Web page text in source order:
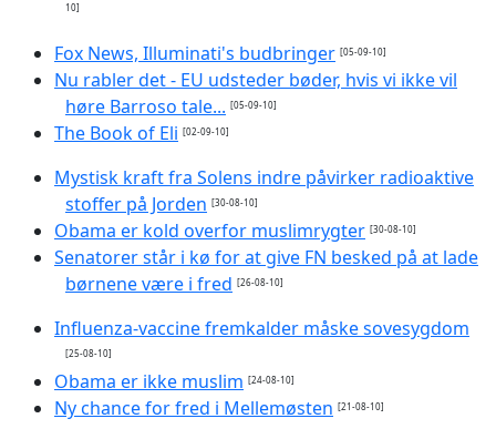
10]
Fox News, Illuminati's budbringer [05-09-10]
Nu rabler det - EU udsteder bøder, hvis vi ikke vil
høre Barroso tale... [05-09-10]
The Book of Eli [02-09-10]
Mystisk kraft fra Solens indre påvirker radioaktive
stoffer på Jorden [30-08-10]
Obama er kold overfor muslimrygter [30-08-10]
Senatorer står i kø for at give FN besked på at lade
børnene være i fred [26-08-10]
Influenza-vaccine fremkalder måske sovesygdom
[25-08-10]
Obama er ikke muslim [24-08-10]
Ny chance for fred i Mellemøsten [21-08-10]